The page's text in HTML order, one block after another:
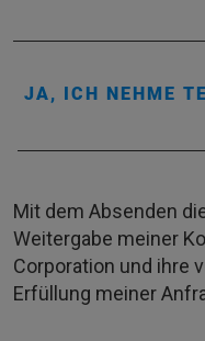
JA, ICH NEHME
Mit dem Absenden
Weitergabe meiner
Corporation und ihre
Erfüllung meiner